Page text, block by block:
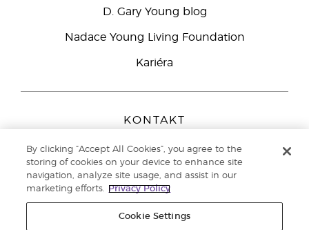
D. Gary Young blog
Nadace Young Living Foundation
Kariéra
KONTAKT
Peizerweg 97
9727 AJ Groningen
Netherlands
Zákaznická podpora800 144 066
By clicking “Accept All Cookies”, you agree to the
storing of cookies on your device to enhance site
navigation, analyze site usage, and assist in our
marketing efforts.
Privacy Policy
Cookie Settings